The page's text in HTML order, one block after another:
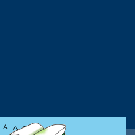
A- A A+